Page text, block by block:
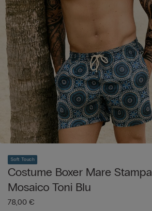
Soft Touch
Costume Boxer Mare Stampa
Mosaico Toni Blu
78,00 €